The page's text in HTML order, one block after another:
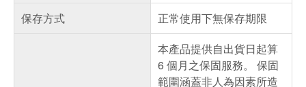
保存方式
正常使用下無保存期限
本產品提供自出貨日起算
6 個月之保固服務。 保固
範圍涵蓋非人為因素所造